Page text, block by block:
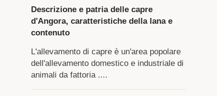
Descrizione e patria delle capre
d'Angora, caratteristiche della lana e
contenuto
L'allevamento di capre è un'area popolare
dell'allevamento domestico e industriale di
animali da fattoria ....